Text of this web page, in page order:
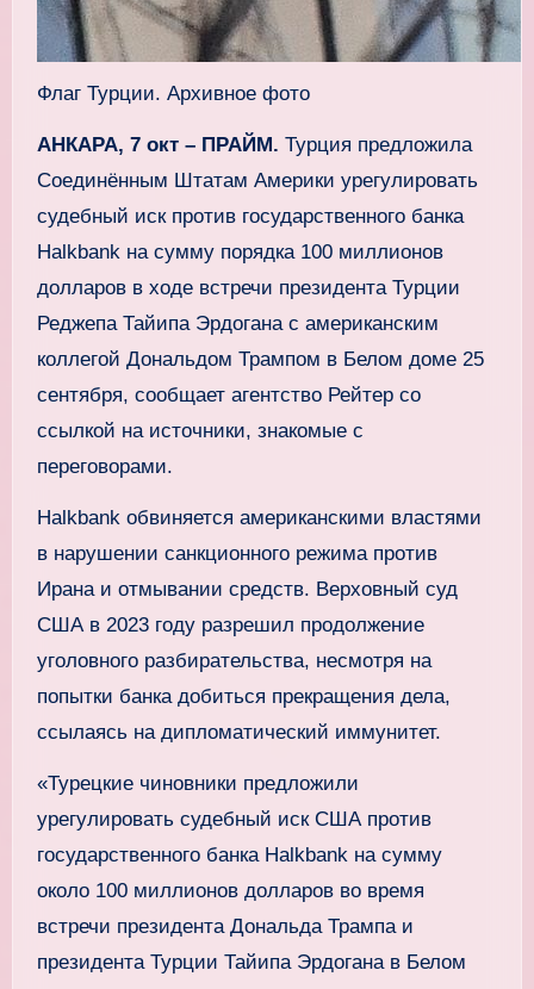
Флаг Турции. Архивное фото
АНКАРА, 7 окт – ПРАЙМ. Турция предложила
Соединённым Штатам Америки урегулировать
судебный иск против государственного банка
Halkbank на сумму порядка 100 миллионов
долларов в ходе встречи президента Турции
Реджепа Тайипа Эрдогана с американским
коллегой Дональдом Трампом в Белом доме 25
сентября, сообщает агентство Рейтер со
ссылкой на источники, знакомые с
переговорами.
Halkbank обвиняется американскими властями
в нарушении санкционного режима против
Ирана и отмывании средств. Верховный суд
США в 2023 году разрешил продолжение
уголовного разбирательства, несмотря на
попытки банка добиться прекращения дела,
ссылаясь на дипломатический иммунитет.
«Турецкие чиновники предложили
урегулировать судебный иск США против
государственного банка Halkbank на сумму
около 100 миллионов долларов во время
встречи президента Дональда Трампа и
президента Турции Тайипа Эрдогана в Белом